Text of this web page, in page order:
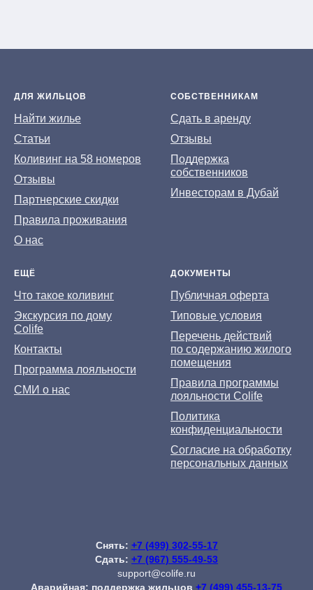
ДЛЯ ЖИЛЬЦОВ
Найти жилье
Статьи
Коливинг на 58 номеров
Отзывы
Партнерские скидки
Правила проживания
О нас
СОБСТВЕННИКАМ
Сдать в аренду
Отзывы
Поддержка
собственников
Инвесторам в Дубай
ЕЩЁ
Что такое коливинг
Экскурсия по дому
Colife
Контакты
Программа лояльности
СМИ о нас
ДОКУМЕНТЫ
Публичная оферта
Типовые условия
Перечень действий
по содержанию жилого
помещения
Правила программы
лояльности Colife
Политика
конфиденциальности
Согласие на обработку
персональных данных
Снять: +7 (499) 302-55-17
Сдать: +7 (967) 555-49-53
support@colife.ru
Аварийная: поддержка жильцов +7 (499) 455-13-75